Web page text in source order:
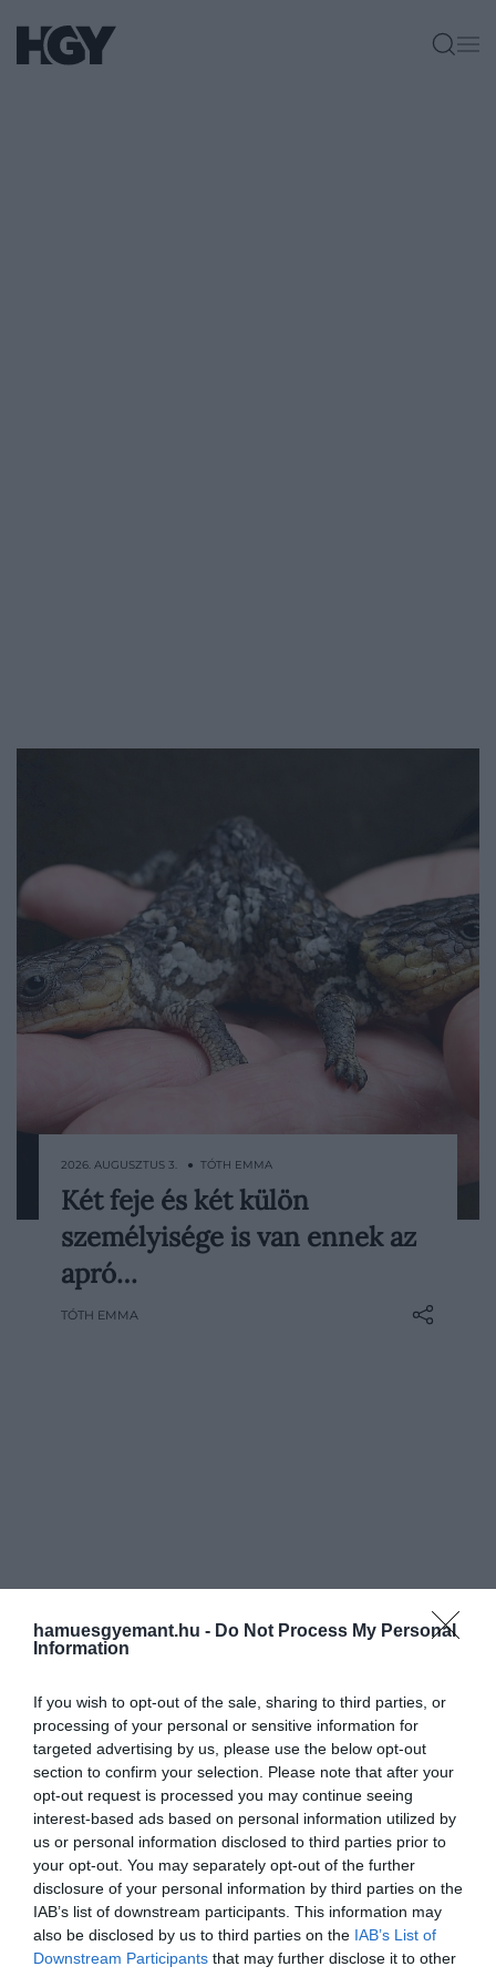
hamuesgyemant.hu - Do Not Process My Personal
Information
If you wish to opt-out of the sale, sharing to third parties, or
processing of your personal or sensitive information for
targeted advertising by us, please use the below opt-out
section to confirm your selection. Please note that after your
opt-out request is processed you may continue seeing
interest-based ads based on personal information utilized by
us or personal information disclosed to third parties prior to
your opt-out. You may separately opt-out of the further
disclosure of your personal information by third parties on the
IAB’s list of downstream participants. This information may
also be disclosed by us to third parties on the IAB’s List of
Downstream Participants that may further disclose it to other
A pennsylvaniai Rockstar Geckos
tenyészetben napvilágot látott Simon és
Garfunkel névre keresztelt tarajos gekkó
egyelőre alig nagyobb egy emberi
körömnél, két feje azonban rögtön
2026. AUGUSZTUS 3. ● TÓTH EMMA
Két feje és két külön
személyisége is van ennek az
apró…
TÓTH EMMA